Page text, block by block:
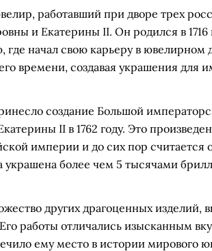
работавший при дворе трех
и Екатерины II. Он родился в 1716
где начал свою карьеру в ювелирном
времени, создавая украшения для
создание Большой
II в 1762 году. Это
империи и до сих пор
украшена более чем 5 тысячами
других драгоценных изделий,
работы отличались изысканным
ему место в истории мирового